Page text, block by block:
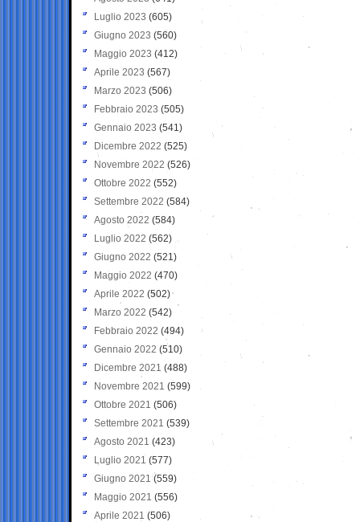
Luglio 2023 (605)
Giugno 2023 (560)
Maggio 2023 (412)
Aprile 2023 (567)
Marzo 2023 (506)
Febbraio 2023 (505)
Gennaio 2023 (541)
Dicembre 2022 (525)
Novembre 2022 (526)
Ottobre 2022 (552)
Settembre 2022 (584)
Agosto 2022 (584)
Luglio 2022 (562)
Giugno 2022 (521)
Maggio 2022 (470)
Aprile 2022 (502)
Marzo 2022 (542)
Febbraio 2022 (494)
Gennaio 2022 (510)
Dicembre 2021 (488)
Novembre 2021 (599)
Ottobre 2021 (506)
Settembre 2021 (539)
Agosto 2021 (423)
Luglio 2021 (577)
Giugno 2021(559)
Maggio 2021 (556)
Aprile 2021 (506)